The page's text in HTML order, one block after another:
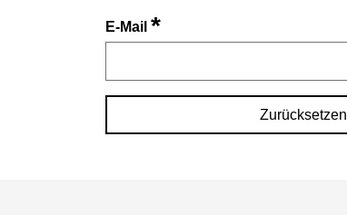
E-Mail *
Zurücksetzen